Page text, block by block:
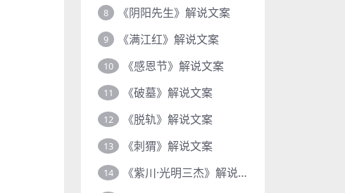
8 《阴阳先生》解说文案
9 《满江红》解说文案
10 《感恩节》解说文案
11 《破墓》解说文案
12 《脱轨》解说文案
13 《刺猬》解说文案
14 《紫川·光明三杰》解说文案